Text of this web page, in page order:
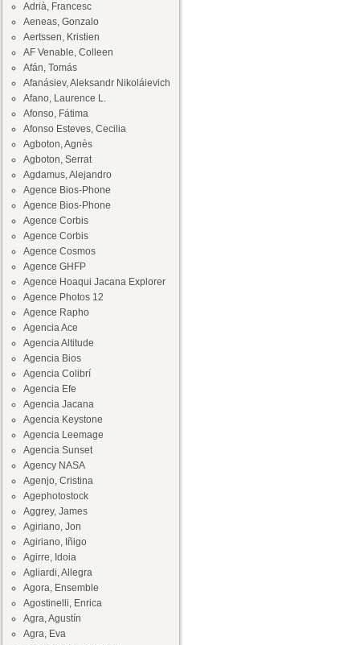
Adrià, Francesc
Aeneas, Gonzalo
Aertssen, Kristien
AF Venable, Colleen
Afán, Tomás
Afanásiev, Aleksandr Nikoláievich
Afano, Laurence L.
Afonso, Fátima
Afonso Esteves, Cecilia
Agboton, Agnès
Agboton, Serrat
Agdamus, Alejandro
Agence Bios-Phone
Agence Bios-Phone
Agence Corbis
Agence Corbis
Agence Cosmos
Agence GHFP
Agence Hoaqui Jacana Explorer
Agence Photos 12
Agence Rapho
Agencia Ace
Agencia Altitude
Agencia Bios
Agencia Colibrí
Agencia Efe
Agencia Jacana
Agencia Keystone
Agencia Leemage
Agencia Sunset
Agency NASA
Agenjo, Cristina
Agephotostock
Aggrey, James
Agiriano, Jon
Agiriano, Iñigo
Agirre, Idoia
Agliardi, Allegra
Agora, Ensemble
Agostinelli, Enrica
Agra, Agustín
Agra, Eva